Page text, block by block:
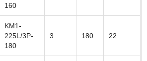
160
KM1-
225L/3P-
180
3 180 22